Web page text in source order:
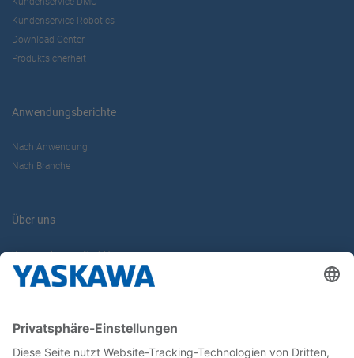
Kundenservice Robotics
Download Center
Produktsicherheit
Anwendungsberichte
Nach Anwendung
Nach Branche
Über uns
Yaskawa Europe GmbH
Karriere
Newsletter